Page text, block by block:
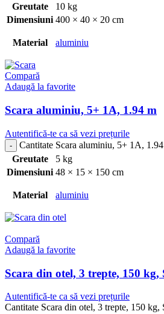
Greutate
10 kg
Dimensiuni 400 × 40 × 20 cm
Material aluminiu
Compară
Adaugă la favorite
Scara aluminiu, 5+ 1A, 1.94 m
Autentifică-te ca să vezi prețurile
Cantitate Scara aluminiu, 5+ 1A,
Greutate
5 kg
Dimensiuni 48 × 15 × 150 cm
Material aluminiu
Compară
Adaugă la favorite
Scara din otel, 3 trepte, 150 kg,
Autentifică-te ca să vezi prețurile
Cantitate Scara din otel, 3 trepte, 150 kg,